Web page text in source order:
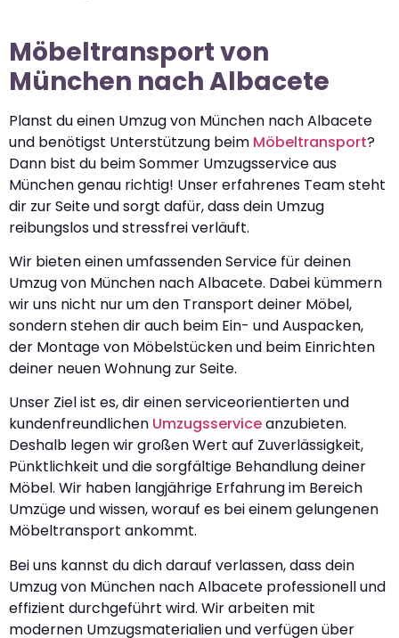
Möbeltransport von
München nach Albacete
Planst du einen Umzug von München nach Albacete
und benötigst Unterstützung beim Möbeltransport?
Dann bist du beim Sommer Umzugsservice aus
München genau richtig! Unser erfahrenes Team steht
dir zur Seite und sorgt dafür, dass dein Umzug
reibungslos und stressfrei verläuft.
Wir bieten einen umfassenden Service für deinen
Umzug von München nach Albacete. Dabei kümmern
wir uns nicht nur um den Transport deiner Möbel,
sondern stehen dir auch beim Ein- und Auspacken,
der Montage von Möbelstücken und beim Einrichten
deiner neuen Wohnung zur Seite.
Unser Ziel ist es, dir einen serviceorientierten und
kundenfreundlichen Umzugsserviceanzubieten.
Deshalb legen wir großen Wert auf Zuverlässigkeit,
Pünktlichkeit und die sorgfältige Behandlung deiner
Möbel. Wir haben langjährige Erfahrung im Bereich
Umzüge und wissen, worauf es bei einem gelungenen
Möbeltransport ankommt.
Bei uns kannst du dich darauf verlassen, dass dein
Umzug von München nach Albacete professionell und
effizient durchgeführt wird. Wir arbeiten mit
modernen Umzugsmaterialien und verfügen über